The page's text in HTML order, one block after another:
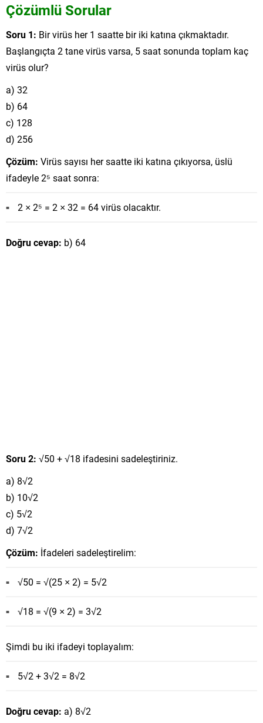
Çözümlü Sorular
Soru 1: Bir virüs her 1 saatte bir iki katına çıkmaktadır.
Başlangıçta 2 tane virüs varsa, 5 saat sonunda toplam kaç
virüs olur?
a) 32
b) 64
c) 128
d) 256
Çözüm: Virüs sayısı her saatte iki katına çıkıyorsa, üslü
ifadeyle 2⁵ saat sonra:
2 × 2⁵ = 2 × 32 = 64 virüs olacaktır.
Doğru cevap: b) 64
Soru 2: √50 + √18 ifadesini sadeleştiriniz.
a) 8√2
b) 10√2
c) 5√2
d) 7√2
Çözüm: İfadeleri sadeleştirelim:
√50 = √(25 × 2) = 5√2
√18 = √(9 × 2) = 3√2
Şimdi bu iki ifadeyi toplayalım:
5√2 + 3√2 = 8√2
Doğru cevap: a) 8√2